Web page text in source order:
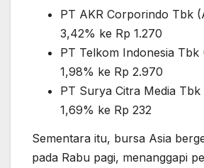
PT AKR Corporindo Tbk
3,42% ke Rp 1.270
PT Telkom Indonesia
1,98% ke Rp 2.970
PT Surya Citra Media
1,69% ke Rp 232
Sementara itu, bursa Asia
pada Rabu pagi, menanggapi